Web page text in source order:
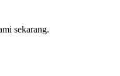
sekarang.